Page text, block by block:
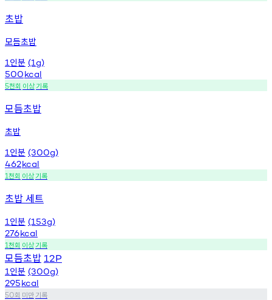
초밥
모듬초밥
1 인분 (1g)
500kcal
5천회 이상기록
모듬초밥
초밥
1 인분 (300g)
462kcal
1천회 이상기록
초밥 세트
1 인분 (153g)
276kcal
1천회 이상기록
모듬초밥 12P
1 인분 (300g)
295kcal
50회 미만기록